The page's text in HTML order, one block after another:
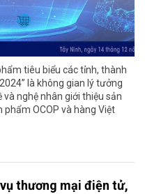
tiêu biểu các tỉnh, thành
là không gian lý tưởng
và nghệ nhân giới thiệu sản
OCOP và hàng Việt
thương mại điện tử,